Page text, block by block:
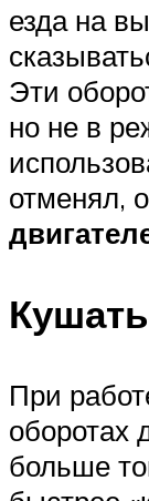
езда на
Эти
но не в
отменял,
При
оборотах
больше